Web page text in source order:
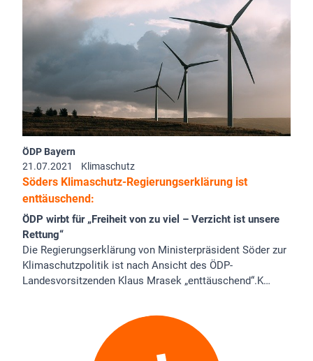
ÖDP Bayern
21.07.2021
Klimaschutz
Söders Klimaschutz-Regierungserklärung ist
enttäuschend:
ÖDP wirbt für „Freiheit von zu viel – Verzicht ist unsere
Rettung“
Die Regierungserklärung von Ministerpräsident Söder zur
Klimaschutzpolitik ist nach Ansicht des ÖDP-
Landesvorsitzenden Klaus Mrasek „enttäuschend“.K…